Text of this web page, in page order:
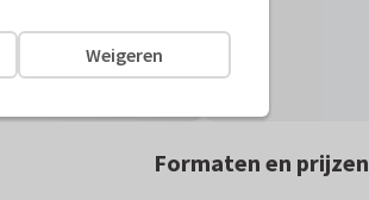
Formaten en prijzen
Weigeren